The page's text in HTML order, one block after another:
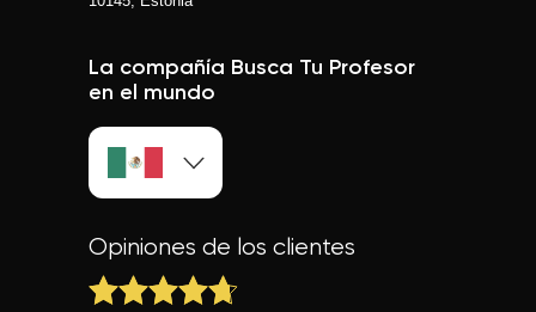
La compañía Busca Tu Profesor
en el mundo
Opiniones de los clientes